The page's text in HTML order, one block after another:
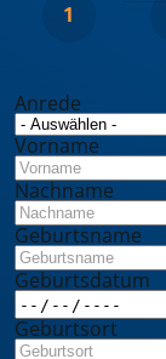
Anrede
Vorname
Nachname
Geburtsname
Geburtsdatum
Geburtsort